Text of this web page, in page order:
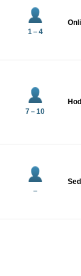
1 – 4
7 – 10
–